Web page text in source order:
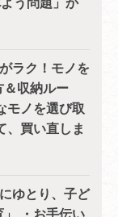
ラク！モノを
＆収納ルー
モノを選び取
、買い直しま
ゆとり、子ど
」 ・お手伝い